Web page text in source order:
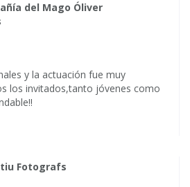
del Mago Óliver
y la actuación fue muy
los invitados,tanto jóvenes como
Fotografs